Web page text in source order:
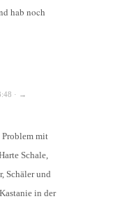
hab noch
· →
Problem mit
Schale,
Schäler und
in der